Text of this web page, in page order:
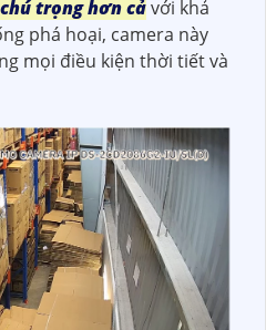
trọng hơn cảvới khả
phá hoại, camera này
mọi điều kiện thời tiết và